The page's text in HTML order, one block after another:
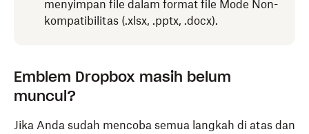
menyimpan file dalam format file Mode Non-
kompatibilitas (.xlsx, .pptx, .docx).
Emblem Dropbox masih belum
muncul?
Jika Anda sudah mencoba semua langkah di atas dan